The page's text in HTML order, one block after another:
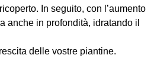
In seguito, con l’aumento
anche in profondità, idratando il
delle vostre piantine.